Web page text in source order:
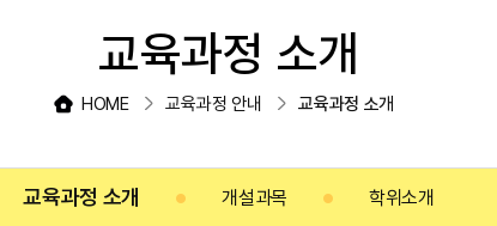
교육과정 소개 개설과목 학위소개
교육과정 소개
HOME 교육과정 안내 교육과정 소개